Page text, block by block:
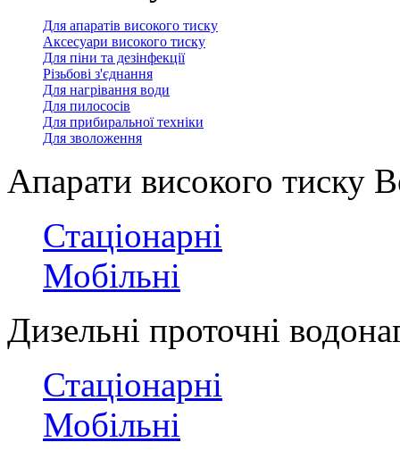
Для апаратів високого тиску
Аксесуари високого тиску
Для піни та дезінфекції
Різьбові з'єднання
Для нагрівання води
Для пилососів
Для прибиральної техніки
Для зволоження
Апарати високого тиску
Стаціонарні
Мобільні
Дизельні проточні
Стаціонарні
Мобільні